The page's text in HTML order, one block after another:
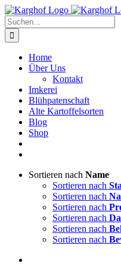
Zum
Inhalt
springen
Instagram
Facebook
Suche
nach:
Home
Über Uns
Kontakt
Imkerei
Blühpatenschaft
Alte Kartoffelsorten
Blog
Shop
Sortieren nach Name
Sortieren nach
Sortieren nach
Sortieren nach
Sortieren nach
Sortieren nach
Sortieren nach